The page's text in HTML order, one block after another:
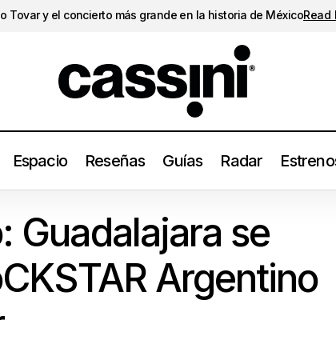
Tovar y el concierto más grande en la historia de MéxicoRead
Espacio Reseñas Guías Radar
México: Guadalajara se rinde ante el RoCKSTAR Argentino
Guadalajara se
Argentino